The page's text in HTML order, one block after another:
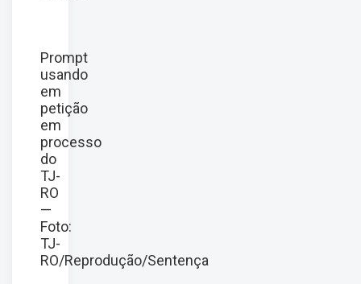
Prompt
usando
em
petição
em
processo
do
TJ-
RO
—
Foto:
TJ-
RO/Reprodução/Sentença